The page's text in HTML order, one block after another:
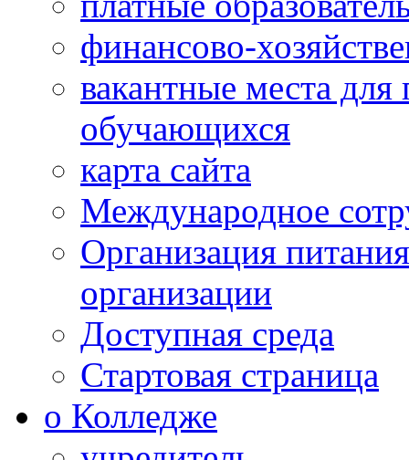
финансово-
вакантные места
обучающихся
карта сайта
Международное
Организация
организации
Доступная среда
Стартовая страница
о Колледже